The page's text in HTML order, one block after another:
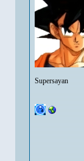
Supersayan